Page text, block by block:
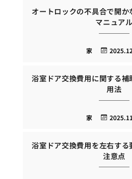
オートロックの不具合で開
マニュアル
家
浴室ドア交換費用に関する
用法
家
浴室ドア交換費用を左右す
注意点